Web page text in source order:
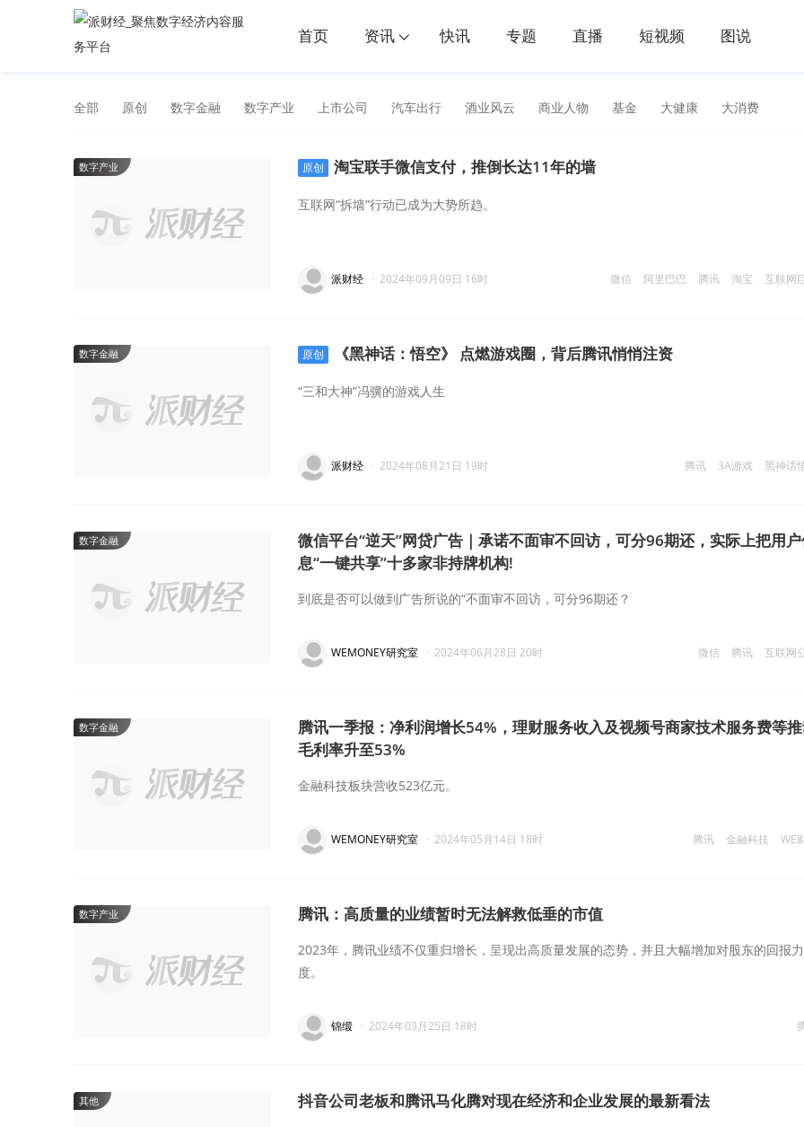
首页 资讯 快讯 专题 直播 短视频 图说
全部 原创 数字金融 数字产业 上市公司 汽车出行 酒业风云 商业人物 基金 大健康 大消费
数字产业 原创 淘宝联手微信支付，推倒长达11年的墙
互联网“拆墙”行动已成为大势所趋。
微信 阿里巴巴 腾讯 淘宝 互联网
派财经 · 2024年09月09日 16时
数字金融 原创 《黑神话：悟空》 点燃游戏圈，背后腾讯悄悄注资
“三和大神”冯骥的游戏人生
腾讯 3A游戏 黑神话
派财经 · 2024年08月21日 19时
数字金融
微信平台“逆天”网贷广告｜承诺不面审不回访，可分96期还，实际上把用
息“一键共享”十多家非持牌机构!
到底是否可以做到广告所说的“不面审不回访，可分96期还？
微信 腾讯 互联网
WEMONEY研究室 · 2024年06月28日 20时
数字金融
腾讯一季报：净利润增长54%，理财服务收入及视频号商家技术服务费等
毛利率升至53%
金融科技板块营收523亿元。
腾讯 金融科技 WE
WEMONEY研究室 · 2024年05月14日 18时
数字产业 腾讯：高质量的业绩暂时无法解救低垂的市值
2023年，腾讯业绩不仅重归增长，呈现出高质量发展的态势，并且大幅增加对股东的回报力
度。
锦缎 · 2024年03月25日 18时
其他 抖音公司老板和腾讯马化腾对现在经济和企业发展的最新看法